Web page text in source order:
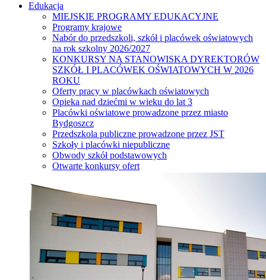
Edukacja
MIEJSKIE PROGRAMY EDUKACYJNE
Programy krajowe
Nabór do przedszkoli, szkół i placówek oświatowych
na rok szkolny 2026/2027
KONKURSY NA STANOWISKA DYREKTORÓW
SZKÓŁ I PLACÓWEK OŚWIATOWYCH W 2026
ROKU
Oferty pracy w placówkach oświatowych
Opieka nad dziećmi w wieku do lat 3
Placówki oświatowe prowadzone przez miasto
Bydgoszcz
Przedszkola publiczne prowadzone przez JST
Szkoły i placówki niepubliczne
Obwody szkół podstawowych
Otwarte konkursy ofert